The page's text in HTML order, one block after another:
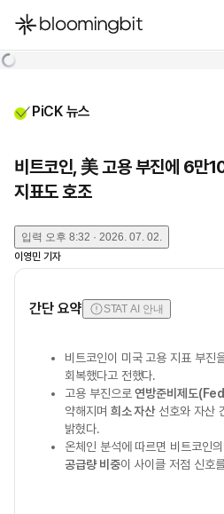
한국어
PiCK 뉴스
비트코인, 美 고용 부진에 6만
지표도 호조
입력 오후 8:32 · 2026. 07. 02.
이영민 기자
간단 요약 STAT AI 안내
비트코인이 미국 고용 지표 부진
회복했다고 전했다.
고용 부진으로연방준비제도
약해지며 희소 자산선호와 자산
밝혔다.
온체인 분석에 따르면 비트코인의
공급량 비중이 사이클 저점 신호